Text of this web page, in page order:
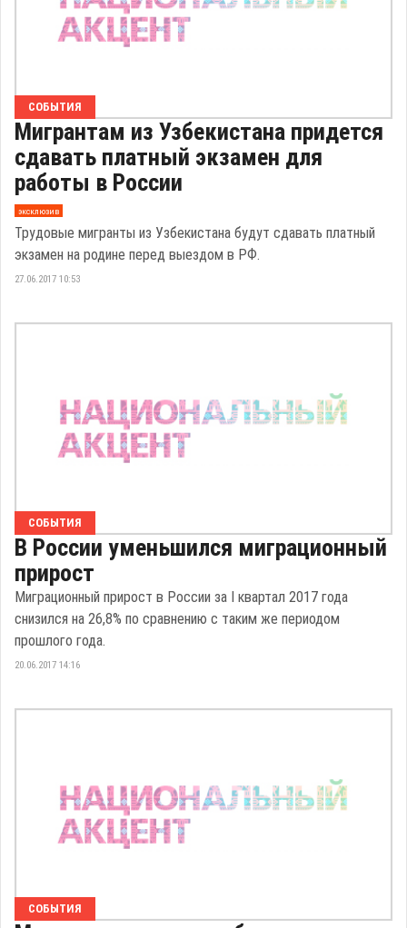
СОБЫТИЯ
Мигрантам из Узбекистана придется
сдавать платный экзамен для
работы в России
эксклюзив
Трудовые мигранты из Узбекистана будут сдавать платный
экзамен на родине перед выездом в РФ.
27.06.2017 10:53
СОБЫТИЯ
В России уменьшился миграционный
прирост
Миграционный прирост в России за I квартал 2017 года
снизился на 26,8% по сравнению с таким же периодом
прошлого года.
20.06.2017 14:16
СОБЫТИЯ